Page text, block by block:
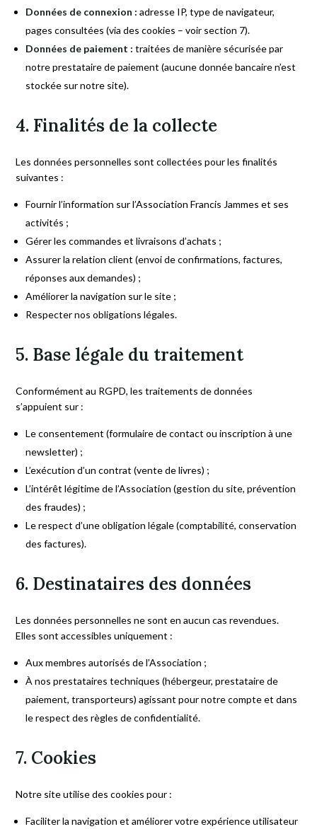
Données de connexion : adresse IP, type de navigateur,
pages consultées (via des cookies – voir section 7).
Données de paiement : traitées de manière sécurisée par
notre prestataire de paiement (aucune donnée bancaire n’est
stockée sur notre site).
4. Finalités de la collecte
Les données personnelles sont collectées pour les finalités
suivantes :
Fournir l’information sur l’Association Francis Jammes et ses
activités ;
Gérer les commandes et livraisons d’achats ;
Assurer la relation client (envoi de confirmations, factures,
réponses aux demandes) ;
Améliorer la navigation sur le site ;
Respecter nos obligations légales.
5. Base légale du traitement
Conformément au RGPD, les traitements de données
s’appuient sur :
Le consentement (formulaire de contact ou inscription à une
newsletter) ;
L’exécution d’un contrat (vente de livres) ;
L’intérêt légitime de l’Association (gestion du site, prévention
des fraudes) ;
Le respect d’une obligation légale (comptabilité, conservation
des factures).
6. Destinataires des données
Les données personnelles ne sont en aucun cas revendues.
Elles sont accessibles uniquement :
Aux membres autorisés de l’Association ;
À nos prestataires techniques (hébergeur, prestataire de
paiement, transporteurs) agissant pour notre compte et dans
le respect des règles de confidentialité.
7. Cookies
Notre site utilise des cookies pour :
Faciliter la navigation et améliorer votre expérience utilisateur